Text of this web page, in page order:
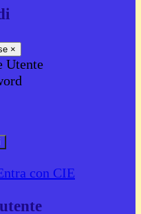
×
Utente
con CIE